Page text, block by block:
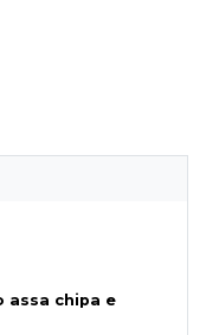
assa chipa e